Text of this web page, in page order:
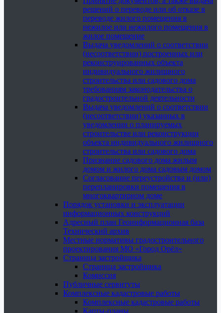
решений о переводе или об отказе в
переводе жилого помещения в
нежилое или нежилого помещения в
жилое помещение
Выдача уведомлений о соответствии
(несоответствии) построенных или
реконструированных объекта
индивидуального жилищного
строительства или садового дома
требованиям законодательства о
градостроительной деятельности
Выдача уведомлений о соответствии
(несоответствии) указанных в
уведомлении о планируемых
строительстве или реконструкции
объекта индивидуального жилищного
строительства или садового дома
Признание садового дома жилым
домом и жилого дома садовым домом
Согласование переустройства и (или)
перепланировки помещения в
многоквартирном доме
Порядок установки и эксплуатации
информационных конструкций
Адресный план Геоинформационная база
Технический архив
Местные нормативы градостроительного
проектирования МО «Город Орёл»
Страница застройщика
Страница застройщика
Комиссия
Публичные сервитуты
Комплексные кадастровые работы
Комплексные кадастровые работы
Карты-планы